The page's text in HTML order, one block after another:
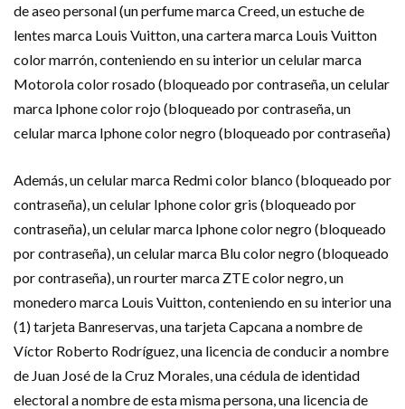
de aseo personal (un perfume marca Creed, un estuche de
lentes marca Louis Vuitton, una cartera marca Louis Vuitton
color marrón, conteniendo en su interior un celular marca
Motorola color rosado (bloqueado por contraseña, un celular
marca Iphone color rojo (bloqueado por contraseña, un
celular marca Iphone color negro (bloqueado por contraseña)
Además, un celular marca Redmi color blanco (bloqueado por
contraseña), un celular Iphone color gris (bloqueado por
contraseña), un celular marca Iphone color negro (bloqueado
por contraseña), un celular marca Blu color negro (bloqueado
por contraseña), un rourter marca ZTE color negro, un
monedero marca Louis Vuitton, conteniendo en su interior una
(1) tarjeta Banreservas, una tarjeta Capcana a nombre de
Víctor Roberto Rodríguez, una licencia de conducir a nombre
de Juan José de la Cruz Morales, una cédula de identidad
electoral a nombre de esta misma persona, una licencia de